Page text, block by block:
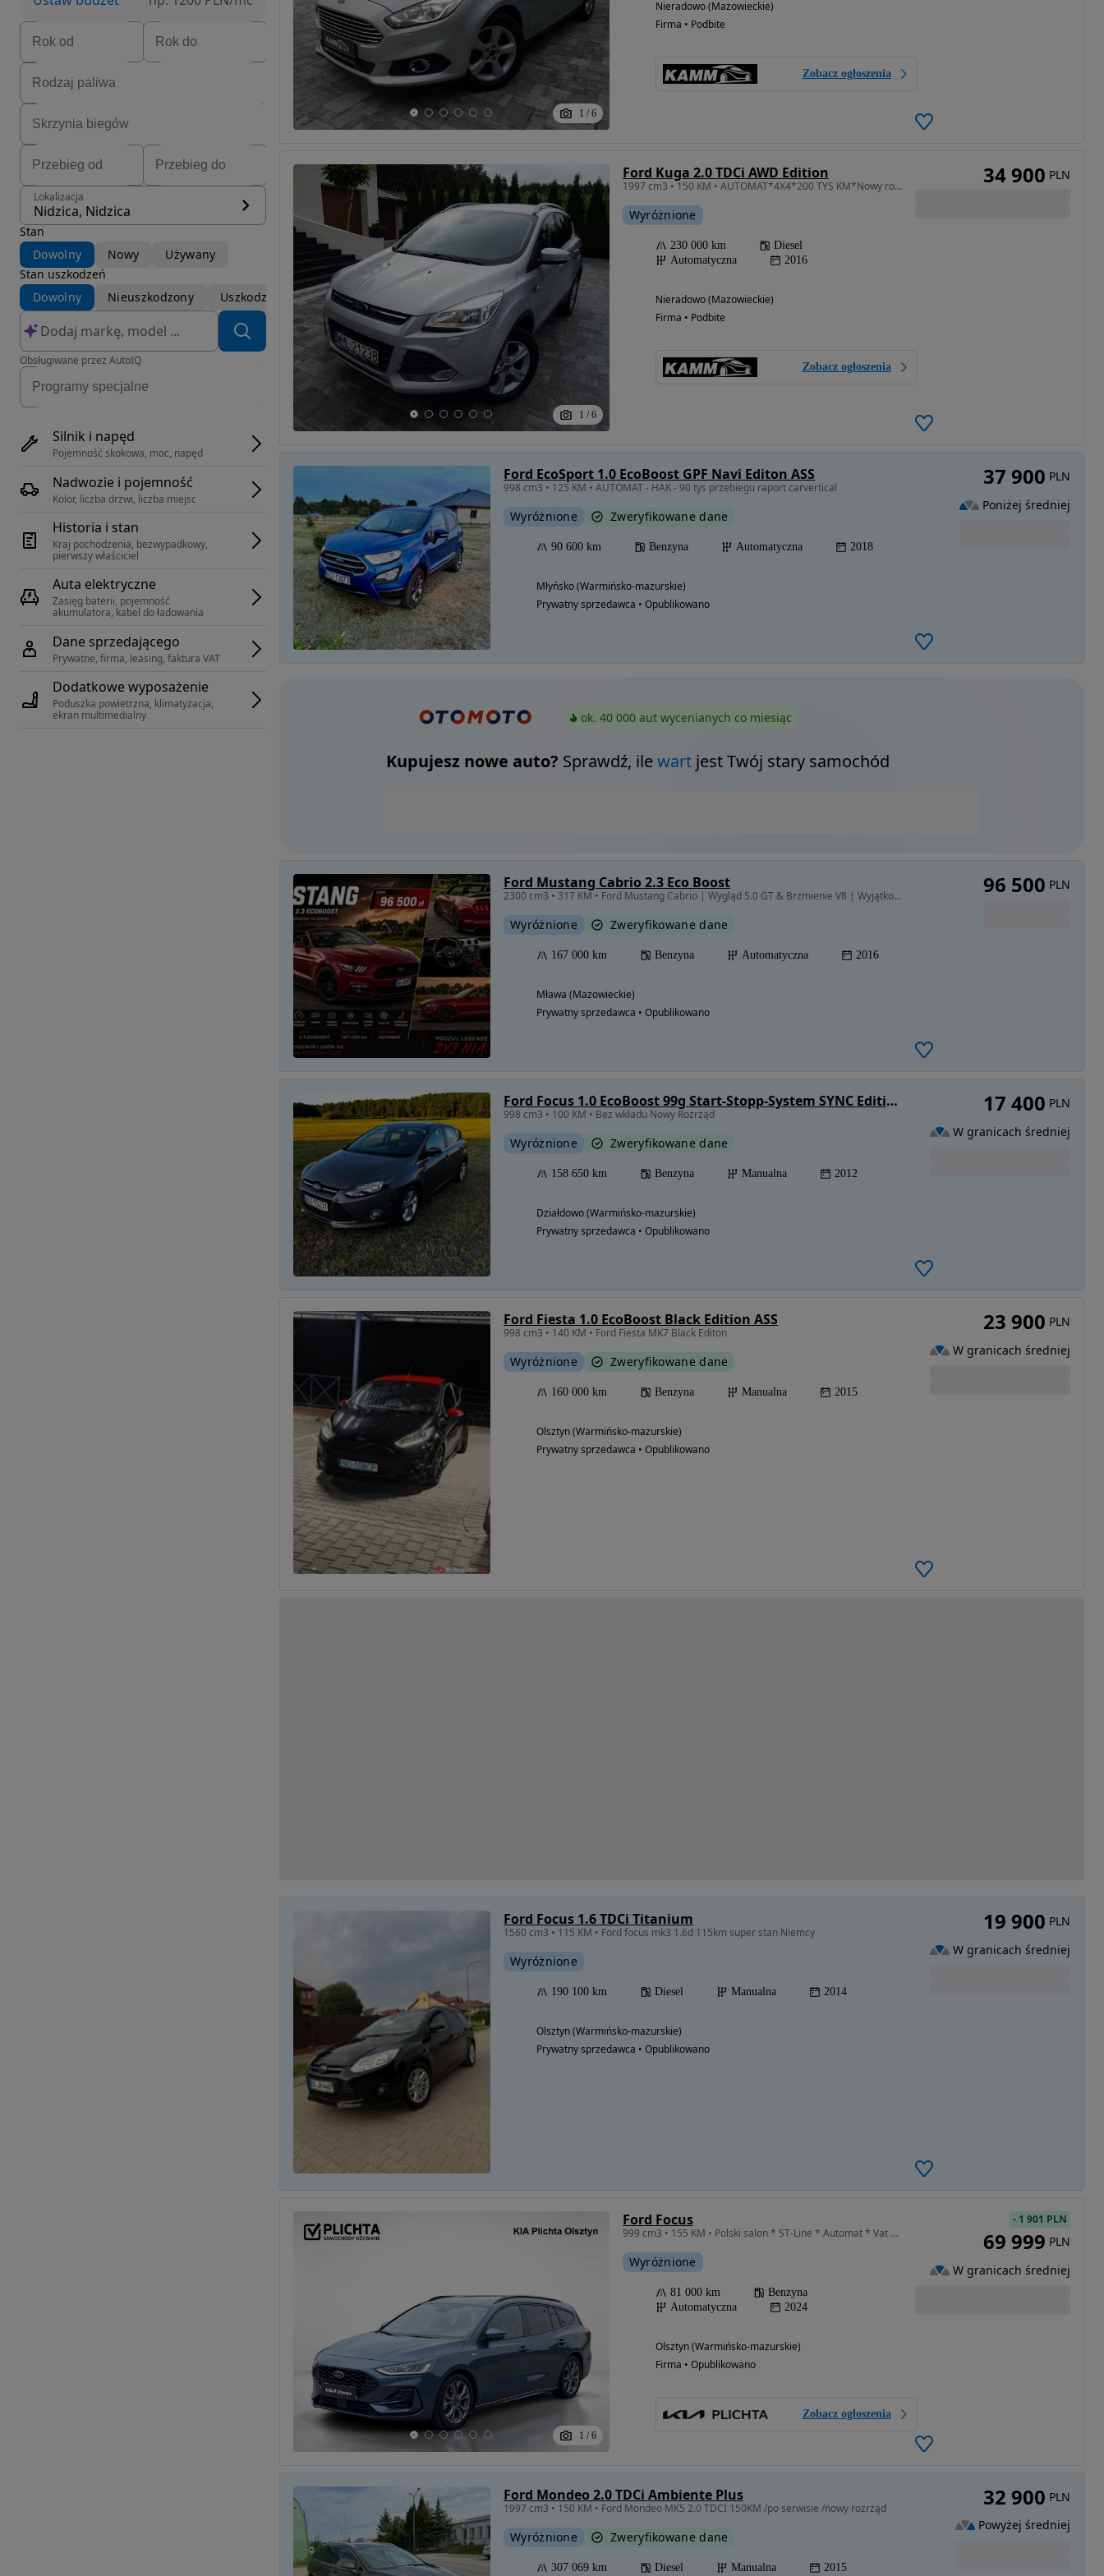
Lokalizacja
Nidzica, Nidzica
Stan
Dowolny
Nowy
Używany
Stan uszkodzeń
Dowolny
Nieuszkodzony Uszkodzony
Obsługiwane przez AutoIQ
Silnik i napęd
Pojemność skokowa, moc, napęd
Nadwozie i pojemność
Kolor, liczba drzwi, liczba miejsc
Historia i stan
Kraj pochodzenia, bezwypadkowy,
pierwszy właściciel
Auta elektryczne
Zasięg baterii, pojemność
akumulatora, kabel do ładowania
Dane sprzedającego
Prywatne, firma, leasing, faktura VAT
Dodatkowe wyposażenie
Poduszka powietrzna, klimatyzacja,
ekran multimedialny
1 / 6
Nieradowo (Mazowieckie)
Firma • Podbite
Zobacz ogłoszenia
1 / 6
Ford Kuga 2.0 TDCi AWD Edition
1997 cm3 • 150 KM • AUTOMAT*4X4*200 TYS KM*Nowy rozrząd*Gwarancja*Dostawa*Sync*Model*2017
Wyróżnione
230 000 km
Diesel
Automatyczna
2016
Nieradowo (Mazowieckie)
Firma • Podbite
Zobacz ogłoszenia
34 900 PLN
Ford EcoSport 1.0 EcoBoost GPF Navi Editon ASS
998 cm3 • 125 KM • AUTOMAT - HAK - 90 tys przebiegu raport carvertical
Wyróżnione Zweryfikowane dane
90 600 km Benzyna Automatyczna 2018
Młyńsko (Warmińsko-mazurskie)
Prywatny sprzedawca • Opublikowano
37 900 PLN
Poniżej średniej
ok. 40 000 aut wycenianych co miesiąc
Kupujesz nowe auto? Sprawdź, ilewartjest Twój stary samochód
Ford Mustang Cabrio 2.3 Eco Boost
2300 cm3 • 317 KM • Ford Mustang Cabrio | Wygląd 5.0 GT & Brzmienie V8 | Wyjątkowy Kolor
Wyróżnione Zweryfikowane dane
167 000 km Benzyna Automatyczna 2016
Mława (Mazowieckie)
Prywatny sprzedawca • Opublikowano
96 500 PLN
Ford Focus 1.0 EcoBoost 99g Start-Stopp-System SYNC Edition
998 cm3 • 100 KM • Bez wkładu Nowy Rozrząd
Wyróżnione Zweryfikowane dane
158 650 km Benzyna Manualna 2012
Działdowo (Warmińsko-mazurskie)
Prywatny sprzedawca • Opublikowano
17 400 PLN
W granicach średniej
Ford Fiesta 1.0 EcoBoost Black Edition ASS
998 cm3 • 140 KM • Ford Fiesta MK7 Black Editon
Wyróżnione Zweryfikowane dane
160 000 km Benzyna Manualna 2015
Olsztyn (Warmińsko-mazurskie)
Prywatny sprzedawca • Opublikowano
23 900 PLN
W granicach średniej
Ford Focus 1.6 TDCi Titanium
1560 cm3 • 115 KM • Ford focus mk3 1.6d 115km super stan Niemcy
Wyróżnione
190 100 km Diesel Manualna 2014
Olsztyn (Warmińsko-mazurskie)
Prywatny sprzedawca • Opublikowano
19 900 PLN
W granicach średniej
1 / 6
Ford Focus
999 cm3 • 155 KM • Polski salon * ST-Line * Automat * Vat 23%
Wyróżnione
81 000 km
Benzyna
Automatyczna
2024
Olsztyn (Warmińsko-mazurskie)
Firma • Opublikowano
Zobacz ogłoszenia
- 1 901 PLN
69 999 PLN
W granicach średniej
Ford Mondeo 2.0 TDCi Ambiente Plus
1997 cm3 • 150 KM • Ford Mondeo MK5 2.0 TDCI 150KM /po serwisie /nowy rozrząd
Wyróżnione Zweryfikowane dane
307 069 km Diesel Manualna 2015
32 900 PLN
Powyżej średniej